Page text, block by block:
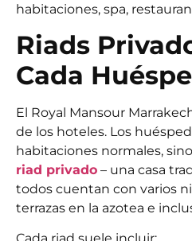
habitaciones, spa,
Riads
Cada
El Royal Mansour
de los hoteles. Los
habitaciones normales,
riad privado – una casa
todos cuentan con varios
terrazas en la azotea e